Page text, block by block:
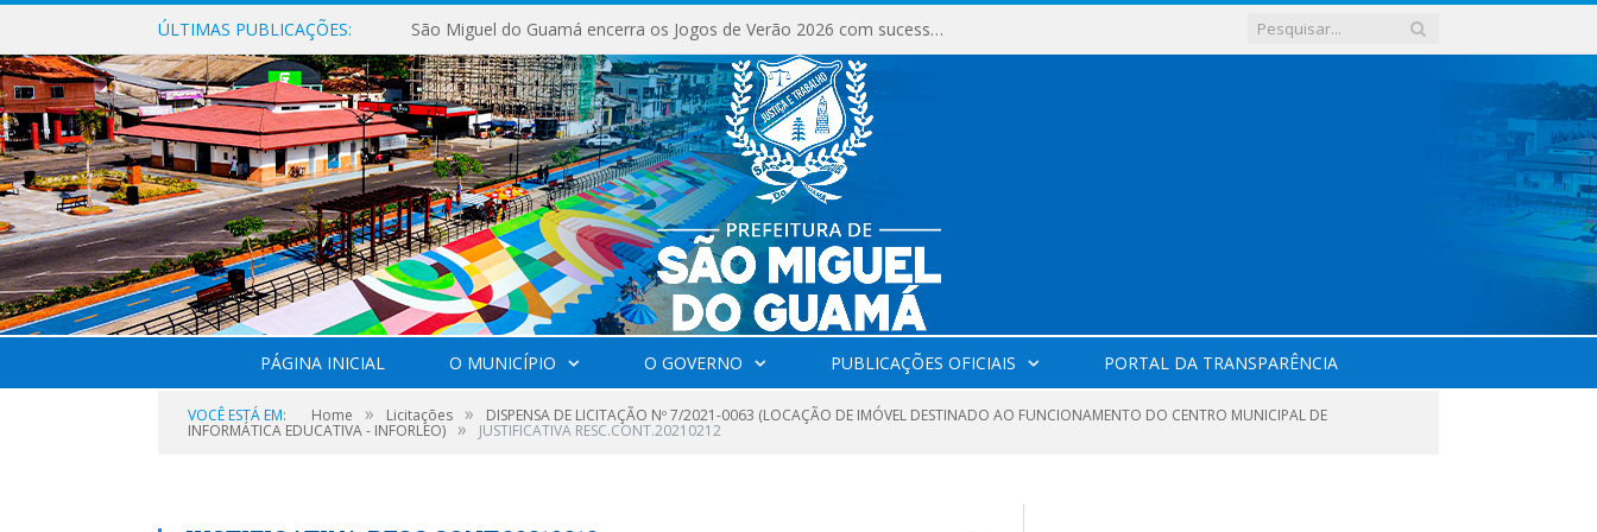
ÚLTIMAS PUBLICAÇÕES: São Miguel do Guamá encerra os Jogos de Verão 2026 com sucesso de público e competições.
PÁGINA INICIAL O MUNICÍPIO O GOVERNO PUBLICAÇÕES OFICIAIS PORTAL DA TRANSPARÊNCIA
VOCÊ ESTÁ EM: Home » Licitações » DISPENSA DE LICITAÇÃO Nº 7/2021-0063 (LOCAÇÃO DE IMÓVEL DESTINADO AO FUNCIONAMENTO DO CENTRO MUNICIPAL DE
INFORMÁTICA EDUCATIVA - INFORLEO) » JUSTIFICATIVA RESC.CONT.20210212